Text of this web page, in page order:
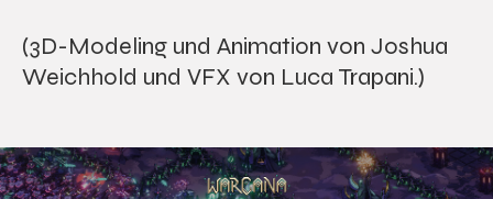
(3D-Modeling und Animation von Joshua
Weichhold und VFX von Luca Trapani.)